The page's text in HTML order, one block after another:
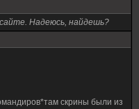
Надеюсь, найдешь?
скрины были из